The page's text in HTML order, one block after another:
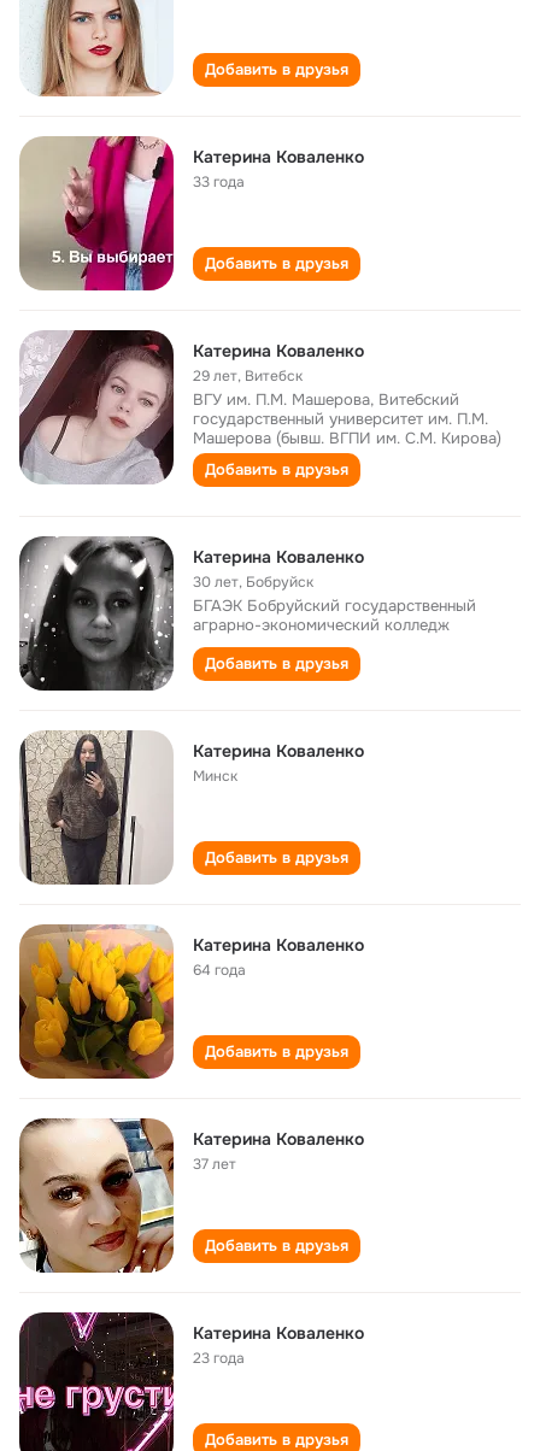
Добавить в друзья
Катерина Коваленко
33 года
Добавить в друзья
Катерина Коваленко
29 лет, Витебск
ВГУ им. П.М. Машерова, Витебский
государственный университет им. П.М.
Машерова (бывш. ВГПИ им. С.М. Кирова)
Добавить в друзья
Катерина Коваленко
30 лет, Бобруйск
БГАЭК Бобруйский государственный
аграрно-экономический колледж
Добавить в друзья
Катерина Коваленко
Минск
Добавить в друзья
Катерина Коваленко
64 года
Добавить в друзья
Катерина Коваленко
37 лет
Добавить в друзья
Катерина Коваленко
23 года
Добавить в друзья